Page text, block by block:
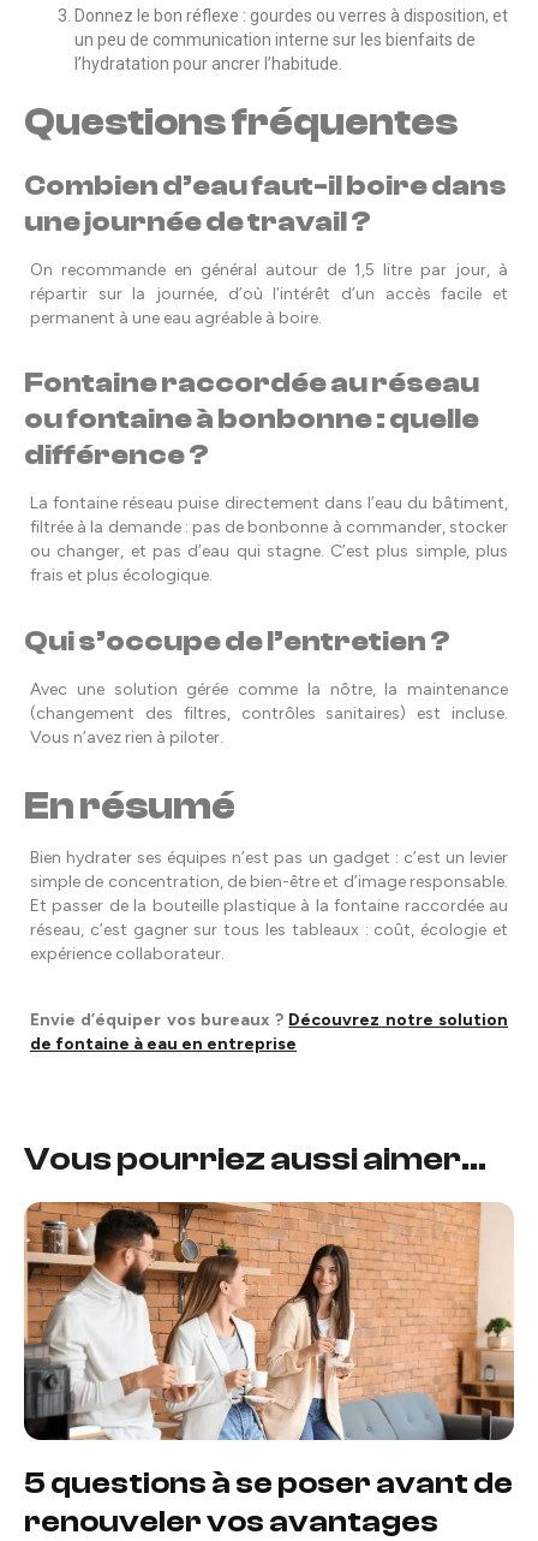
Donnez le bon réflexe : gourdes ou verres à disposition, et
un peu de communication interne sur les bienfaits de
l’hydratation pour ancrer l’habitude.
Questions fréquentes
Combien d’eau faut-il boire dans
une journée de travail ?
On recommande en général autour de 1,5 litre par jour, à
répartir sur la journée, d’où l’intérêt d’un accès facile et
permanent à une eau agréable à boire.
Fontaine raccordée au réseau
ou fontaine à bonbonne : quelle
différence ?
La fontaine réseau puise directement dans l’eau du bâtiment,
filtrée à la demande : pas de bonbonne à commander, stocker
ou changer, et pas d’eau qui stagne. C’est plus simple, plus
frais et plus écologique.
Qui s’occupe de l’entretien ?
Avec une solution gérée comme la nôtre, la maintenance
(changement des filtres, contrôles sanitaires) est incluse.
Vous n’avez rien à piloter.
En résumé
Bien hydrater ses équipes n’est pas un gadget : c’est un levier
simple de concentration, de bien-être et d’image responsable.
Et passer de la bouteille plastique à la fontaine raccordée au
réseau, c’est gagner sur tous les tableaux : coût, écologie et
expérience collaborateur.
Envie d’équiper vos bureaux ? Découvrez notre solution
de fontaine à eau en entreprise
Vous pourriez aussi aimer...
5 questions à se poser avant de
renouveler vos avantages